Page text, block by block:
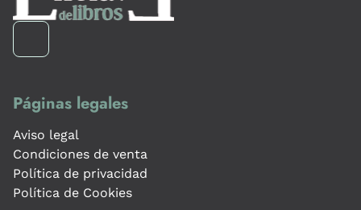
Páginas legales
Aviso legal
Condiciones de venta
Política de privacidad
Política de Cookies